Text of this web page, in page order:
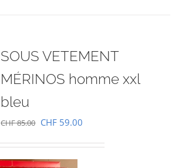
SOUS VETEMENT
MÉRINOS homme xxl
bleu
CHF85.00 Le
initial
CHF 59.00